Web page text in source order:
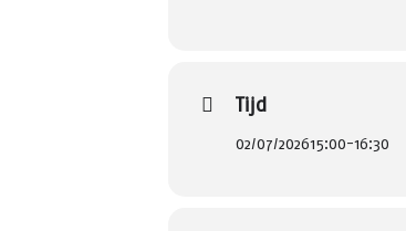
Tijd
02/07/202615:00-16:30